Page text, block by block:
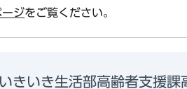
ージをご覧ください。
いきいき生活部高齢者支援課